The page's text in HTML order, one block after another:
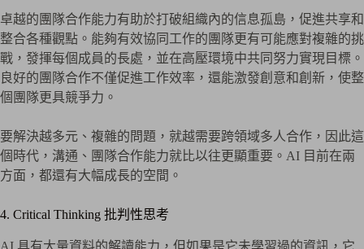
卓越的團隊合作能力有助於打破組織內的信息孤島，促進共享和
整合各種觀點。能夠有效協同工作的團隊更有可能應對複雜的挑
戰，發揮每個成員的長處，並在高壓環境中共同努力實現目標。
良好的團隊合作不僅促進工作效率，還能激發創意和創新，使整
個團隊更具競爭力。
要解決越多元、複雜的問題，就越需要跨領域多人合作，因此這
個時代，溝通、團隊合作能力就比以往更顯重要。AI 目前在兩
方面，都還有大幅成長的空間。
4. Critical Thinking 批判性思考
AI 具有大量資料的解讀能力，但如果是它未學習過的資訊，它